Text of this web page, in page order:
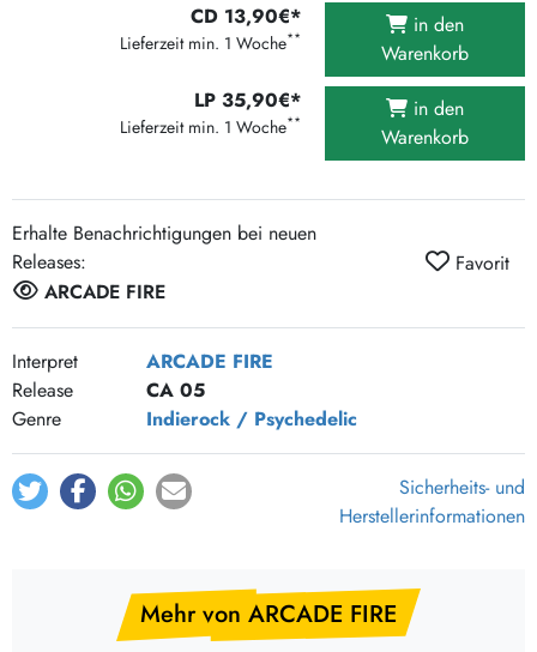
CD 13,90€*
Lieferzeit min. 1 Woche**
in den
Warenkorb
LP 35,90€*
Lieferzeit min. 1 Woche**
in den
Warenkorb
Erhalte Benachrichtigungen bei neuen
Releases:
ARCADE FIRE
Favorit
Interpret
ARCADE FIRE
Release
CA 05
Genre
Indierock / Psychedelic
Sicherheits- und
Herstellerinformationen
Mehr von ARCADE FIRE